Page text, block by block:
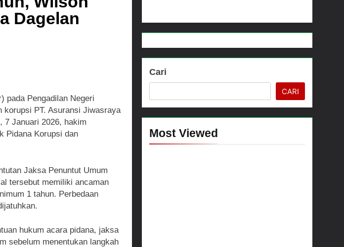
Kebahagiaan bagi Mama-Mama dan Anak-Anak Kampung Sesor
Dagelan
pada Pengadilan Negeri
korupsi PT. Asuransi Jiwasraya
7 Januari 2026, hakim
Pidana Korupsi dan
Jaksa Penuntut Umum
tersebut memiliki ancaman
1 tahun. Perbedaan
hukum acara pidana, jaksa
sebelum menentukan langkah
Cari
CARI
Most Viewed